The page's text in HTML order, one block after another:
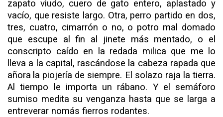
zapato viudo, cuero de gato entero, aplastado y
vacío, que resiste largo. Otra, perro partido en dos,
tres, cuatro, ci­marrón o no, o potro mal domado
que escupe al fin al jinete más mentado, o el
conscripto caído en la redada milica que me lo
lleva a la capital, rascándose la cabeza rapada que
añora la piojería de siempre. El solazo raja la tierra.
Al tiempo le im­porta un rábano. Y el semáforo
sumiso medita su venganza hasta que se larga a
entreverar nomás fierros rodantes.